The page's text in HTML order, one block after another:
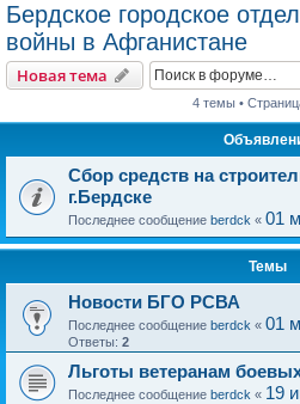
Бердское городское
войны в Афганистане
Новая тема
4 темы •
Сбор средств на
г.Бердске
Последнее сообщение berdck « 01
Темы
Новости БГО РСВА
Последнее сообщение berdck « 01
Ответы: 2
Льготы ветеранам
Последнее сообщение berdck « 19